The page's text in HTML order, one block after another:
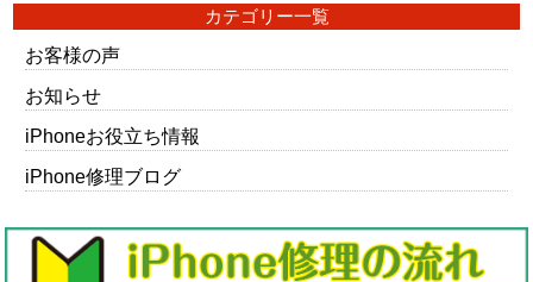
カテゴリー一覧
お客様の声
お知らせ
iPhoneお役立ち情報
iPhone修理ブログ